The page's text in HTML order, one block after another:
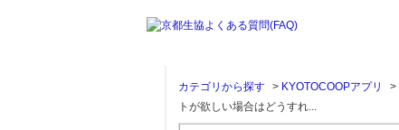
カテゴリから探す > KYOTOCOOPアプリ >
トが欲しい場合はどうすれ...